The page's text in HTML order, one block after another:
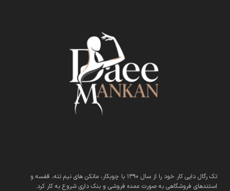
تک رگال دایی کار خود را از سال 1390 با چوبکار، مانکن های نیم تنه، قفسه و
استندهای فروشگاهی به صورت عمده فروشی و بنک داری شروع به کار کرد.